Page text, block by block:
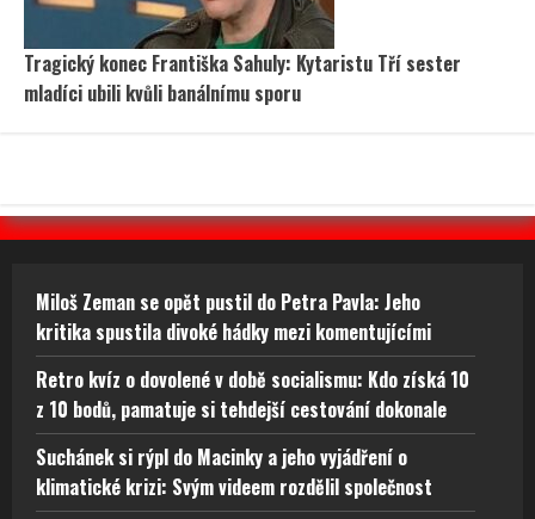
Tragický konec Františka Sahuly: Kytaristu Tří sester
mladíci ubili kvůli banálnímu sporu
Miloš Zeman se opět pustil do Petra Pavla: Jeho
kritika spustila divoké hádky mezi komentujícími
Retro kvíz o dovolené v době socialismu: Kdo získá 10
z 10 bodů, pamatuje si tehdejší cestování dokonale
Suchánek si rýpl do Macinky a jeho vyjádření o
klimatické krizi: Svým videem rozdělil společnost